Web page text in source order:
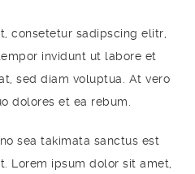
consetetur sadipscing elitr,
invidunt ut labore et
sed diam voluptua. At vero
dolores et ea rebum.
sea takimata sanctus est
Lorem ipsum dolor sit amet,